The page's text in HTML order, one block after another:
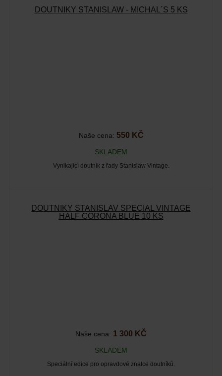
DOUTNÍKY STANISLAW - MICHAL´S 5 KS
Naše cena: 550 KČ
SKLADEM
Vynikající doutník z řady Stanislaw Vintage.
DOUTNÍKY STANISLAV SPECIAL VINTAGE
HALF CORONA BLUE 10 KS
Naše cena: 1 300 KČ
SKLADEM
Speciální edice pro opravdové znalce doutníků.